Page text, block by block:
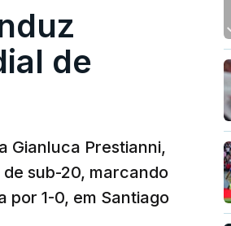
de
Gianluca Prestianni,
sub-20, marcando
por 1-0, em Santiago